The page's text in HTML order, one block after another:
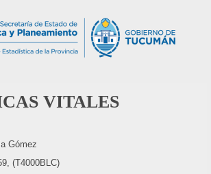
VITALES
Gómez
(T4000BLC)